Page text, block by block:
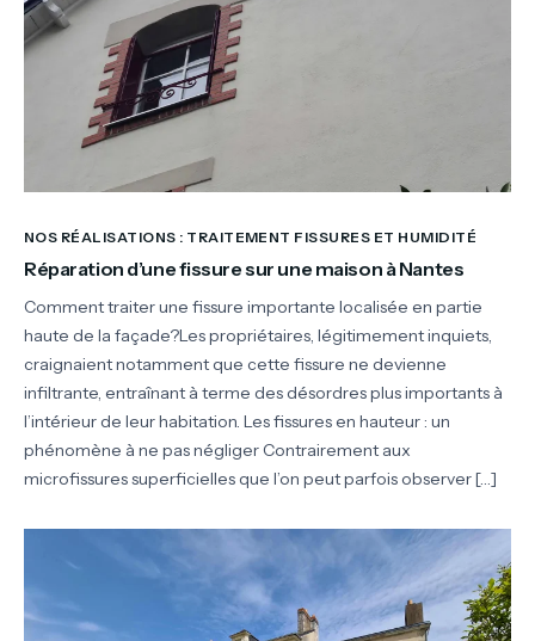
NOS RÉALISATIONS : TRAITEMENT FISSURES ET HUMIDITÉ
Réparation d’une fissure sur une maison à Nantes
Comment traiter une fissure importante localisée en partie
haute de la façade?Les propriétaires, légitimement inquiets,
craignaient notamment que cette fissure ne devienne
infiltrante, entraînant à terme des désordres plus importants à
l’intérieur de leur habitation. Les fissures en hauteur : un
phénomène à ne pas négliger Contrairement aux
microfissures superficielles que l’on peut parfois observer […]